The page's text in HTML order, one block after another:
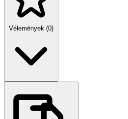
Vélemények (0)